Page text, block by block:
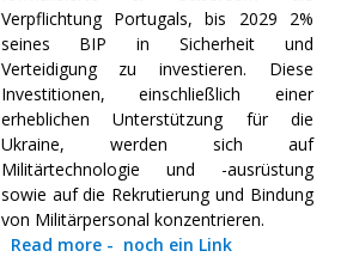
Verpflichtung Portugals, bis 2029 2%
seines BIP in Sicherheit und
Verteidigung zu investieren. Diese
Investitionen, einschließlich einer
erheblichen Unterstützung für die
Ukraine, werden sich auf
Militärtechnologie und -ausrüstung
sowie auf die Rekrutierung und Bindung
von Militärpersonal konzentrieren.
Read more- noch ein Link